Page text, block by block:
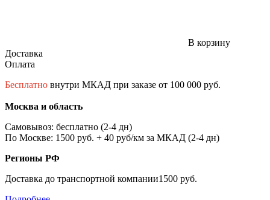
В корзину
Доставка
Оплата
Бесплатно внутри МКАД при заказе от 100 000 руб.
Москва и область
Самовывоз: бесплатно (2-4 дн)
По Москве: 1500 руб. + 40 руб/км за МКАД (2-4 дн)
Регионы РФ
Доставка до транспортной компании1500 руб.